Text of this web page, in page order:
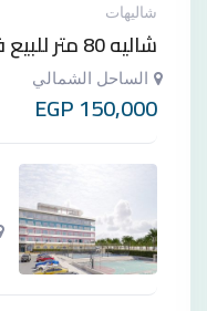
شاليهات
شاليه 80 متر للبيع في الساحل الشمالي
الساحل الشمالي
EGP150,000